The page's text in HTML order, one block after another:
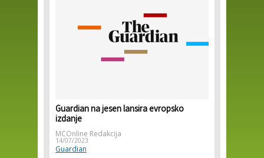
Guardian na jesen lansira evropsko
izdanje
MCOnline Redakcija
14/07/2023
Guardian